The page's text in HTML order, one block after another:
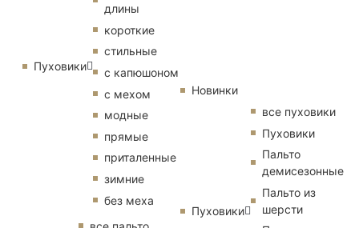
Пуховики
длины
короткие
стильные
с капюшоном
с мехом
модные
прямые
приталенные
зимние
без меха
Новинки
Пуховики
все пуховики
Пуховики
Пальто
демисезонные
Пальто из
шерсти